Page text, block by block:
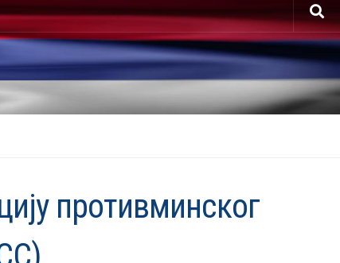
противминског